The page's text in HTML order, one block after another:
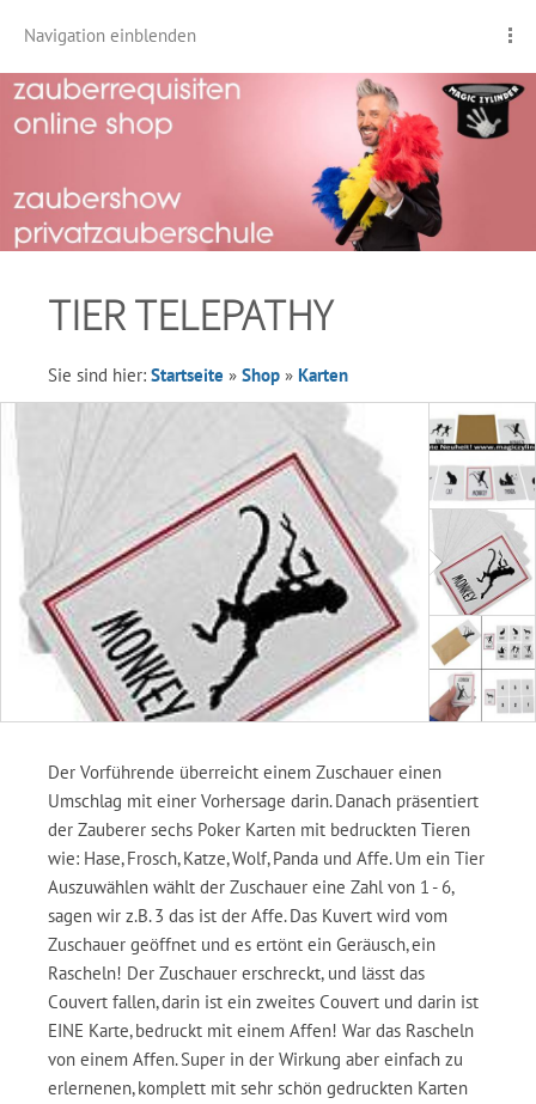
Navigation einblenden
TIER TELEPATHY
Sie sind hier: Startseite » Shop » Karten
Der Vorführende überreicht einem Zuschauer einen
Umschlag mit einer Vorhersage darin. Danach präsentiert
der Zauberer sechs Poker Karten mit bedruckten Tieren
wie: Hase, Frosch, Katze, Wolf, Panda und Affe. Um ein Tier
Auszuwählen wählt der Zuschauer eine Zahl von 1 - 6,
sagen wir z.B. 3 das ist der Affe. Das Kuvert wird vom
Zuschauer geöffnet und es ertönt ein Geräusch, ein
Rascheln! Der Zuschauer erschreckt, und lässt das
Couvert fallen, darin ist ein zweites Couvert und darin ist
EINE Karte, bedruckt mit einem Affen! War das Rascheln
von einem Affen. Super in der Wirkung aber einfach zu
erlernenen, komplett mit sehr schön gedruckten Karten